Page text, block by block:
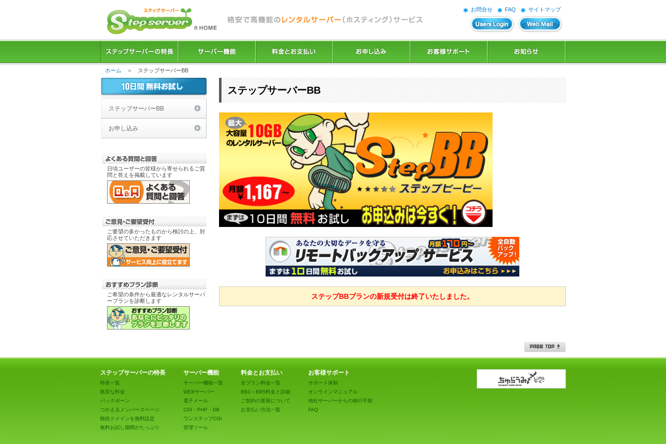
サイトマップ
FAQ
お問合せ
ホーム ＞ ステップサーバーBB
ステップサーバーBB
お申し込み
日頃ユーザーの皆様から寄せられるご質
問と答えを掲載しています
ご要望の多かったものから検討の上、対
応させていただきます
ご希望の条件から最適なレンタルサーバ
ープランを診断します
ステップサーバーBB
ステップBBプランの新規受付は終了いたしました。
ステップサーバーの特長
特長一覧
格安な料金
バックボーン
つかえるメンバーズページ
独自ドメインを無料設定
無料お試し期間がたっぷり
サーバー機能
サーバー機能一覧
WEBサーバー
電子メール
CGI・PHP・DB
ワンステップCGI
管理ツール
料金とお支払い
全プラン料金一覧
BB1～BB5料金と詳細
ご契約の更新について
お支払い方法一覧
お客様サポート
サポート体制
オンラインマニュアル
他社サーバーからの移行手順
FAQ